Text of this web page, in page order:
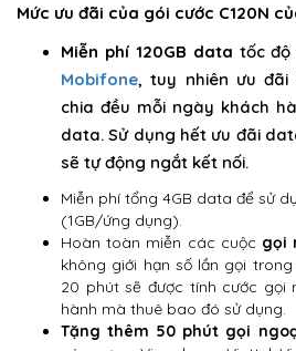
Mức ưu đãi của gói cước C120N
Miễn phí 120GB data tốc
Mobifone, tuy nhiên ưu đãi
chia đều mỗi ngày khách
data. Sử dụng hết ưu đãi
sẽ tự động ngắt kết nối.
Miễn phí tổng 4GB data để sử
(1GB/ứng dụng).
Hoàn toàn miễn các cuộc gọi
không giới hạn số lần gọi
20 phút sẽ được tính cước gọi
hành mà thuê bao đó sử dụng.
Tặng thêm 50 phút gọi